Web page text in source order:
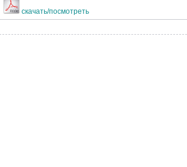
скачать/посмотреть